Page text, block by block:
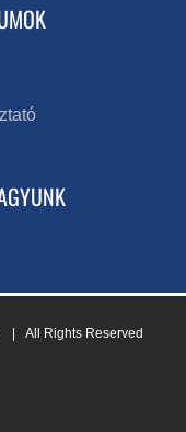
| All Rights Reserved